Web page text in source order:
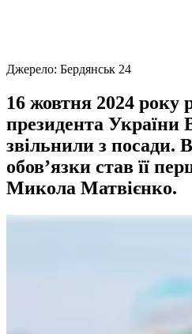
Джерело: Бердянськ 24
16 жовтня 2024 року
президента України
звільнили з посади.
обов’язки став її
Микола Матвієнко.